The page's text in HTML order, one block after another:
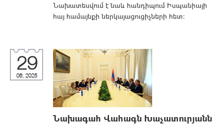
Նախատեսվում է նաև հանդիպում Իսպանիայի
հայ համայնքի ներկայացուցիչների հետ։
29
06, 2025
Նախագահ Վահագն Խաչատուրյանն